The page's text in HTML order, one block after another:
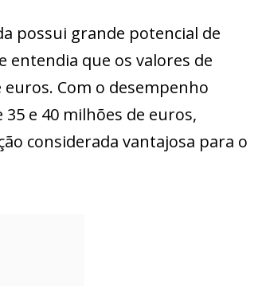
possui grande potencial de
entendia que os valores de
Com o desempenho
e 40 milhões de euros,
considerada vantajosa para o